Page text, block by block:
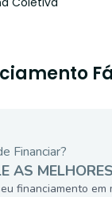
Financiar?
AS
financiamento